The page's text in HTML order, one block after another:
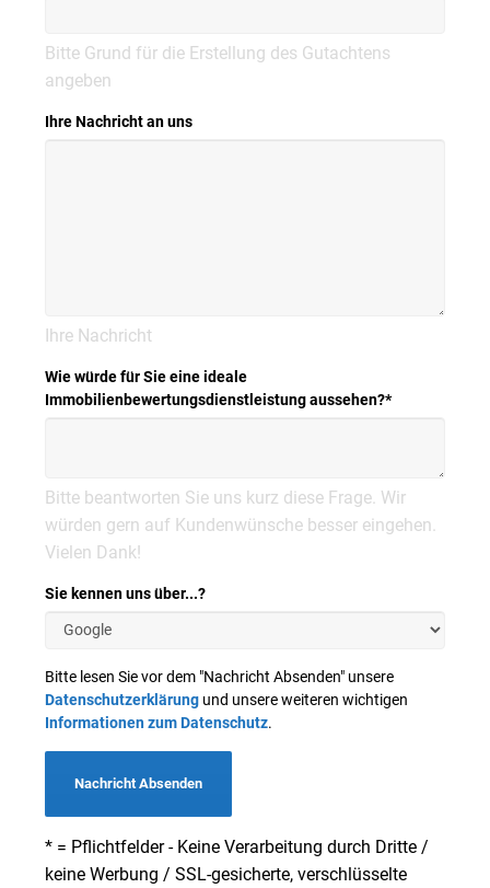
Bitte Grund für die Erstellung des Gutachtens
angeben
Ihre Nachricht an uns
Ihre Nachricht
Wie würde für Sie eine ideale
Immobilienbewertungsdienstleistung aussehen?*
Bitte beantworten Sie uns kurz diese Frage. Wir
würden gern auf Kundenwünsche besser eingehen.
Vielen Dank!
Sie kennen uns über...?
Bitte lesen Sie vor dem "Nachricht Absenden" unsere
Datenschutzerklärung und unsere weiteren wichtigen
Informationen zum Datenschutz.
Nachricht Absenden
* = Pflichtfelder - Keine Verarbeitung durch Dritte /
keine Werbung / SSL-gesicherte, verschlüsselte